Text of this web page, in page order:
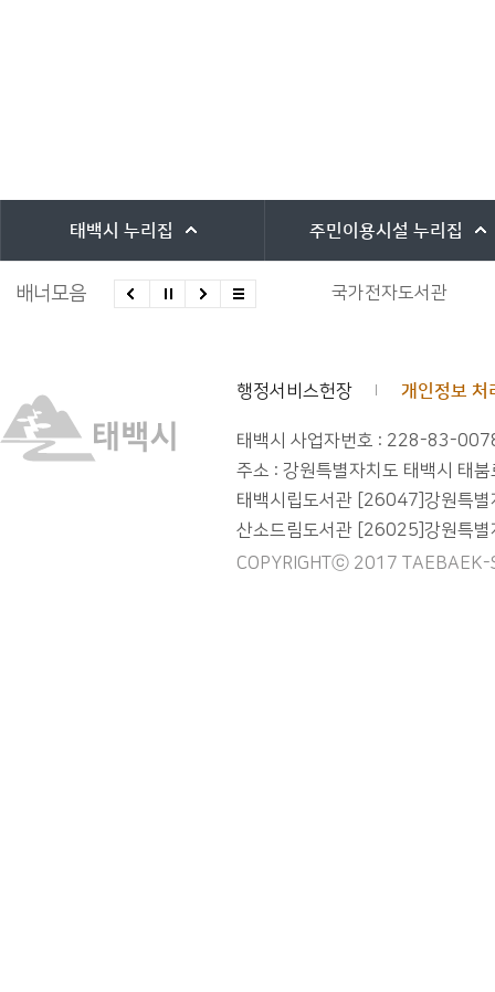
바로가기 서비스
태백시 누리집 주민이용시설 누리집
배너모음 국가전자도서관
행정서비스헌장 개인정보 처
태백시 사업자번호 : 228-83-
주소 : 강원특별자치도 태백시
태백시립도서관 [26047]강원특
산소드림도서관 [26025]강원특
COPYRIGHTⓒ 2017 TAEBAEK-